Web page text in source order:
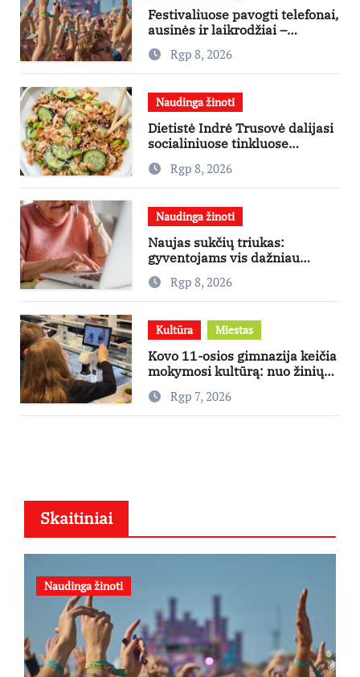
Festivaliuose pavogti telefonai,
ausinės ir laikrodžiai –
ekspertai primena apie
didžiausias finansines rizikas
Rgp 8, 2026
Naudinga žinoti
Dietistė Indrė Trusovė dalijasi
socialiniuose tinkluose
išpopuliarėjusiu lašišos salotų
receptuRgp 8, 2026
Naudinga žinoti
Naujas sukčių triukas:
gyventojams vis dažniau
skambina per „Viber“
Rgp 8, 2026
Kultūra Miestas
Kovo 11-osios gimnazija keičia
mokymosi kultūrą: nuo žinių
kaupimo – prie jų supratimo ir
taikymo
Rgp 7, 2026
Skaitiniai
Naudinga žinoti